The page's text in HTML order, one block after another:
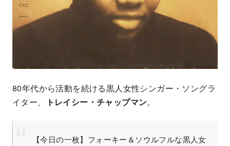
80年代から活動を続ける黒人女性シンガー・ソングラ
イター、
トレイシー・チャップマン。
【今日の一枚】フォーキー＆ソウルフルな黒人女